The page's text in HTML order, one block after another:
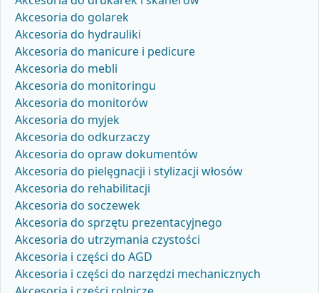
Akcesoria do golarek
Akcesoria do hydrauliki
Akcesoria do manicure i pedicure
Akcesoria do mebli
Akcesoria do monitoringu
Akcesoria do monitorów
Akcesoria do myjek
Akcesoria do odkurzaczy
Akcesoria do opraw dokumentów
Akcesoria do pielęgnacji i stylizacji włosów
Akcesoria do rehabilitacji
Akcesoria do soczewek
Akcesoria do sprzętu prezentacyjnego
Akcesoria do utrzymania czystości
Akcesoria i części do AGD
Akcesoria i części do narzędzi mechanicznych